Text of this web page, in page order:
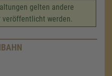
gelten andere
veröffentlicht werden.